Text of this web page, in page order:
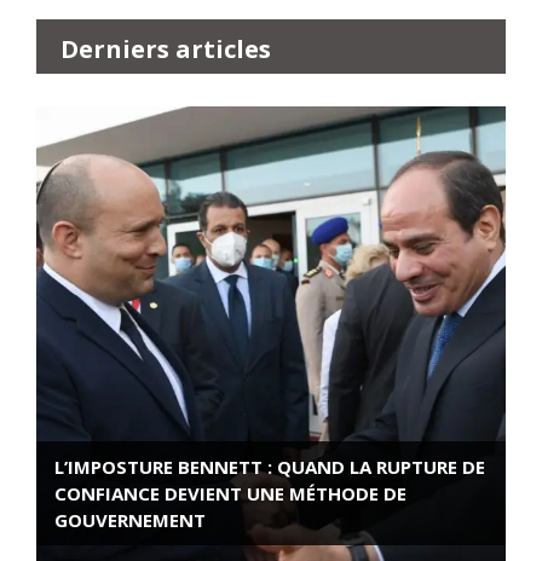
Derniers articles
L’IMPOSTURE BENNETT : QUAND LA RUPTURE DE
CONFIANCE DEVIENT UNE MÉTHODE DE
GOUVERNEMENT